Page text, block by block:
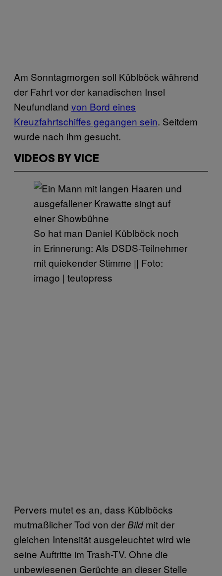
Am Sonntagmorgen soll Küblböck während
der Fahrt vor der kanadischen Insel
Neufundland von Bord eines
Kreuzfahrtschiffes gegangen sein. Seitdem
wurde nach ihm gesucht.
VIDEOS BY VICE
So hat man Daniel Küblböck noch
in Erinnerung: Als DSDS-Teilnehmer
mit quiekender Stimme || Foto:
imago | teutopress
Pervers mutet es an, dass Küblböcks
mutmaßlicher Tod von der Bildmit der
gleichen Intensität ausgeleuchtet wird wie
seine Auftritte im Trash-TV. Ohne die
unbewiesenen Gerüchte an dieser Stelle